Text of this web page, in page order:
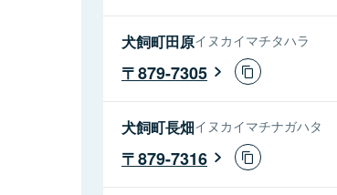
犬飼町田原イヌカイマチタハラ
879-7305
犬飼町長畑イヌカイマチナガハタ
879-7316